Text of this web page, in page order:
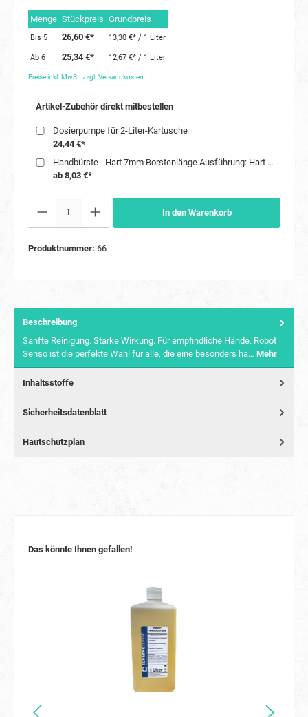
Menge Stückpreis Grundpreis
Bis 5 26,60 €* 13,30 €* / 1 Liter
Ab6 25,34 €* 12,67 €* / 1 Liter
Preise inkl. MwSt. zzgl. Versandkosten
Artikel-Zubehör direkt mitbestellen
Dosierpumpe für 2-Liter-Kartusche
24,44 €*
Handbürste - Hart 7mm Borstenlänge Ausführung: Hart (7 mm Borstenlänge)
ab 8,03 €*
In den Warenkorb
Produktnummer: 66
Beschreibung
Sanfte Reinigung. Starke Wirkung. Für empfindliche Hände. Robot
Senso ist die perfekte Wahl für alle, die eine besonders ha… Mehr
Inhaltsstoffe
Sicherheitsdatenblatt
Hautschutzplan
Das könnte Ihnen gefallen!